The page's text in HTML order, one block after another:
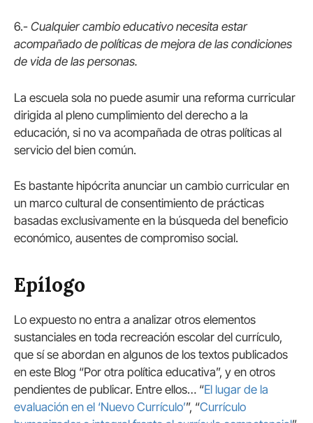
6.- Cualquier cambio educativo necesita estar
acompañado de políticas de mejora de las condiciones
de vida de las personas.
La escuela sola no puede asumir una reforma curricular
dirigida al pleno cumplimiento del derecho a la
educación, si no va acompañada de otras políticas al
servicio del bien común.
Es bastante hipócrita anunciar un cambio curricular en
un marco cultural de consentimiento de prácticas
basadas exclusivamente en la búsqueda del beneficio
económico, ausentes de compromiso social.
Epílogo
Lo expuesto no entra a analizar otros elementos
sustanciales en toda recreación escolar del currículo,
que sí se abordan en algunos de los textos publicados
en este Blog “Por otra política educativa”, y en otros
pendientes de publicar. Entre ellos… “El lugar de la
evaluación en el ‘Nuevo Currículo’”, “Currículo